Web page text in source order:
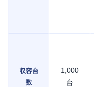
収容台
数
1,000
台